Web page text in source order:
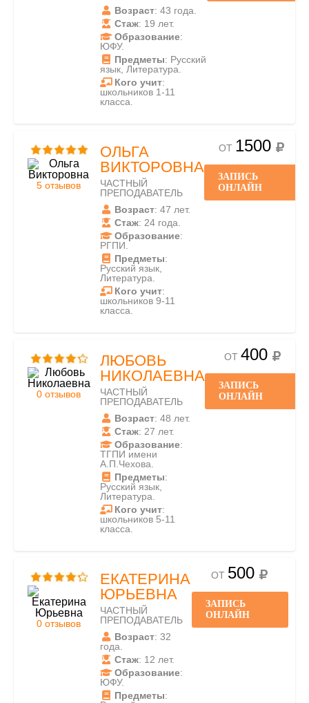
Возраст: 43 года.
Стаж: 19 лет.
Образование:
ЮФУ.
Предметы: Русский
язык, Литература.
Кого учит:
школьников 1-11
класса.
5 отзывов
ОЛЬГА
ВИКТОРОВНА
ЧАСТНЫЙ
ПРЕПОДАВАТЕЛЬ
Возраст: 47 лет.
Стаж: 24 года.
Образование:
РГПИ.
Предметы:
Русский язык,
Литература.
Кого учит:
школьников 9-11
класса.
ОТ 1500
ЗАПИСЬ
ОНЛАЙН
0 отзывов
ЛЮБОВЬ
НИКОЛАЕВНА
ЧАСТНЫЙ
ПРЕПОДАВАТЕЛЬ
Возраст: 48 лет.
Стаж: 27 лет.
Образование:
ТГПИ имени
А.П.Чехова.
Предметы:
Русский язык,
Литература.
Кого учит:
школьников 5-11
класса.
ОТ 400
ЗАПИСЬ
ОНЛАЙН
0 отзывов
ЕКАТЕРИНА
ЮРЬЕВНА
ЧАСТНЫЙ
ПРЕПОДАВАТЕЛЬ
Возраст: 32
года.
Стаж: 12 лет.
Образование:
ЮФУ.
Предметы:
ОТ 500
ЗАПИСЬ
ОНЛАЙН